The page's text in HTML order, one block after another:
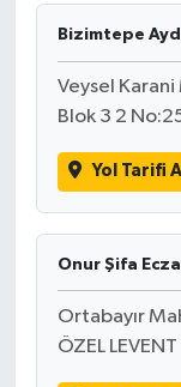
Bizimtepe
Veysel
Blok 3 2
Yol Tarifi Al
Onur Şifa
Ortabayır
ÖZEL